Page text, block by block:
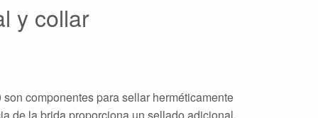
y collar
componentes para sellar herméticamente